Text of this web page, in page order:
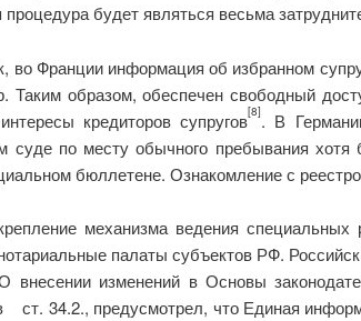
процедура будет являться весьма
во Франции информация об избранном
Таким образом, обеспечен свободный
кредиторов супругов[8]. В
по месту обычного пребывания хотя
бюллетене. Ознакомление с
механизма ведения специальных
палаты субъектов РФ.
изменений в Основы
ст. 34.2., предусмотрел, что Единая